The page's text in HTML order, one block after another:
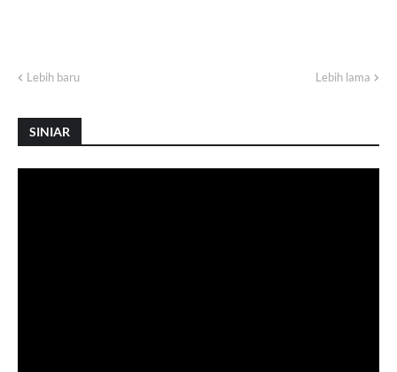
Lebih baru Lebih lama
SINIAR